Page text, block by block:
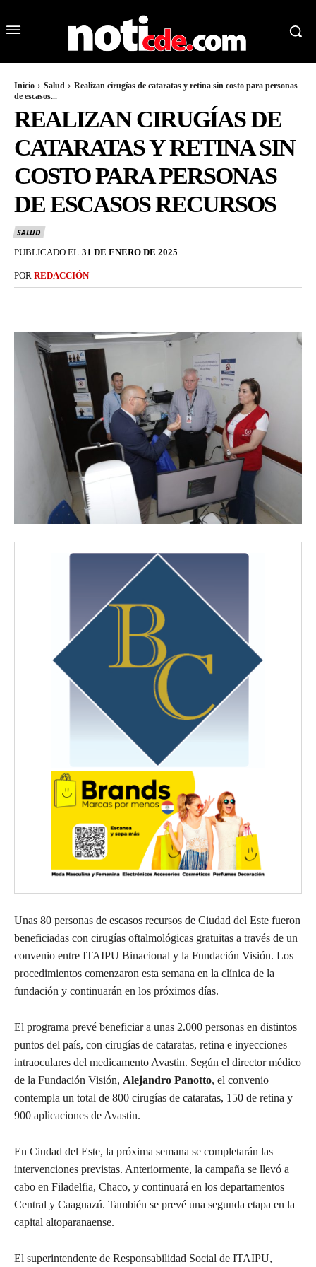
Inicio Salud
Realizan cirugías de cataratas y retina sin costo para personas
de escasos...
REALIZAN CIRUGÍAS DE
CATARATAS Y RETINA SIN
COSTO PARA PERSONAS
DE ESCASOS RECURSOS
SALUD
PUBLICADO EL 31 DE ENERO DE 2025
POR REDACCIÓN
Unas 80 personas de escasos recursos de Ciudad del Este fueron
beneficiadas con cirugías oftalmológicas gratuitas a través de un
convenio entre ITAIPU Binacional y la Fundación Visión. Los
procedimientos comenzaron esta semana en la clínica de la
fundación y continuarán en los próximos días.
El programa prevé beneficiar a unas 2.000 personas en distintos
puntos del país, con cirugías de cataratas, retina e inyecciones
intraoculares del medicamento Avastin. Según el director médico
de la Fundación Visión, Alejandro Panotto, el convenio
contempla un total de 800 cirugías de cataratas, 150 de retina y
900 aplicaciones de Avastin.
En Ciudad del Este, la próxima semana se completarán las
intervenciones previstas. Anteriormente, la campaña se llevó a
cabo en Filadelfia, Chaco, y continuará en los departamentos
Central y Caaguazú. También se prevé una segunda etapa en la
capital altoparanaense.
El superintendente de Responsabilidad Social de ITAIPU,